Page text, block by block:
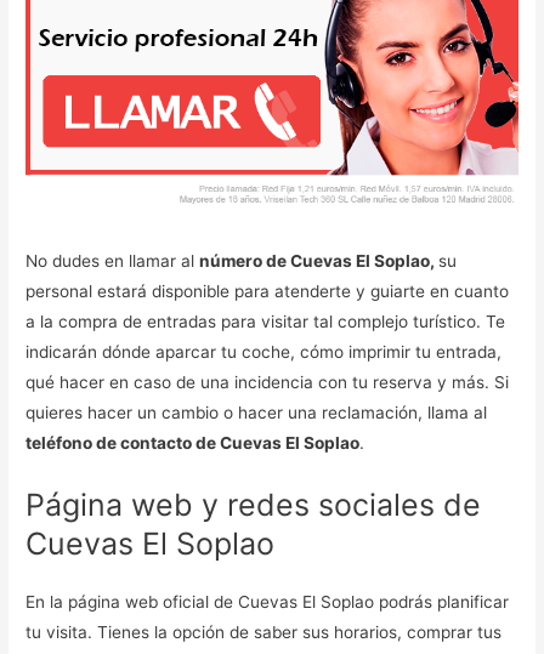
No dudes en llamar alnúmero de Cuevas El Soplao, su
personal estará disponible para atenderte y guiarte en cuanto
a la compra de entradas para visitar tal complejo turístico. Te
indicarán dónde aparcar tu coche, cómo imprimir tu entrada,
qué hacer en caso de una incidencia con tu reserva y más. Si
quieres hacer un cambio o hacer una reclamación, llama al
teléfono de contacto de Cuevas El Soplao.
Página web y redes sociales de
Cuevas El Soplao
En la página web oficial de Cuevas El Soplao podrás planificar
tu visita. Tienes la opción de saber sus horarios, comprar tus